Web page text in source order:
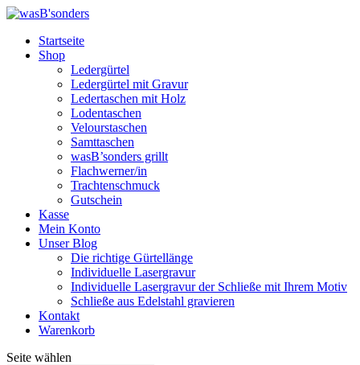
Startseite
Shop
Ledergürtel
Ledergürtel mit Gravur
Ledertaschen mit Holz
Lodentaschen
Velourstaschen
Samttaschen
wasB’sonders grillt
Flachwerner/in
Trachtenschmuck
Gutschein
Kasse
Mein Konto
Unser Blog
Die richtige Gürtellänge
Individuelle Lasergravur
Individuelle Lasergravur der Schließe mit Ihrem Motiv
Schließe aus Edelstahl gravieren
Kontakt
Warenkorb
Seite wählen